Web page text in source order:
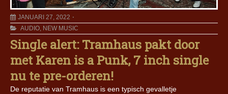
JANUARI 27, 2022
AUDIO, NEW MUSIC
Single alert: Tramhaus pakt door
met Karen is a Punk, 7 inch single
nu te pre-orderen!
De reputatie van Tramhaus is een typisch gevalletje